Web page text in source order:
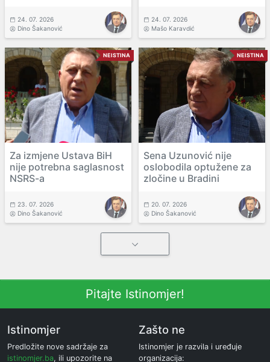
24. 07. 2026
Dino Šakanović
24. 07. 2026
Mašo Karavdić
NEISTINA
Za izmjene Ustava BiH
nije potrebna saglasnost
NSRS-a
23. 07. 2026
Dino Šakanović
NEISTINA
Sena Uzunović nije
oslobodila optužene za
zločine u Bradini
20. 07. 2026
Dino Šakanović
Pitajte Istinomjer!
Istinomjer
Predložite nove sadržaje za
istinomjer.ba, ili upozorite na
Zašto ne
Istinomjer je razvila i uređuje
organizacija: